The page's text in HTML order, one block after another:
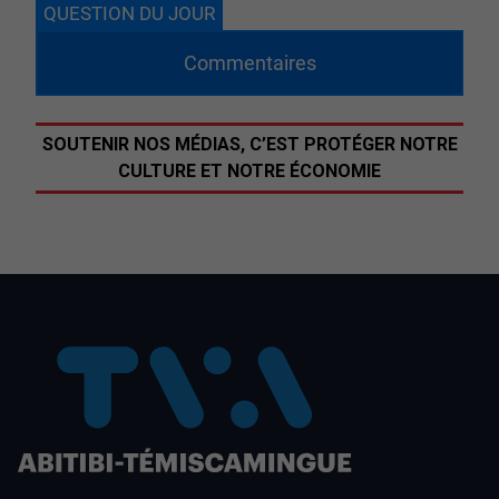
QUESTION DU JOUR
Commentaires
SOUTENIR NOS MÉDIAS, C’EST PROTÉGER NOTRE
CULTURE ET NOTRE ÉCONOMIE